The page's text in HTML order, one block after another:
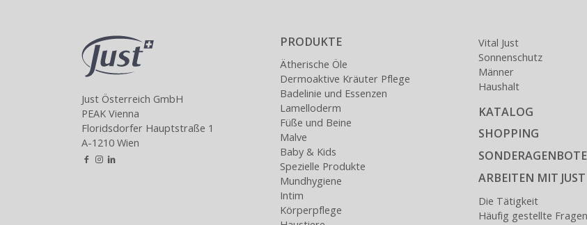
Just Österreich GmbH
PEAK Vienna
Floridsdorfer Hauptstraße 1
A-1210 Wien
PRODUKTE
Ätherische Öle
Dermoaktive Kräuter Pflege
Badelinie und Essenzen
Lamelloderm
Füße und Beine
Malve
Baby & Kids
Spezielle Produkte
Mundhygiene
Intim
Körperpflege
Vital Just
Sonnenschutz
Männer
Haushalt
KATALOG
SHOPPING
SONDERAGENBOTE
ARBEITEN MIT JUST
Die Tätigkeit
Häufig gestellte Fragen